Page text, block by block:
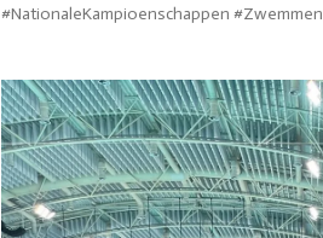
#NationaleKampioenschappen #Zwemmen